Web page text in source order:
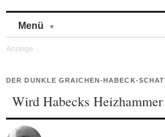
Menü
DER DUNKLE GRAICHEN-HABECK-
Wird Habecks